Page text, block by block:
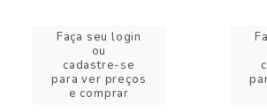
Faça seu login
ou
cadastre-se
para ver preços
e comprar